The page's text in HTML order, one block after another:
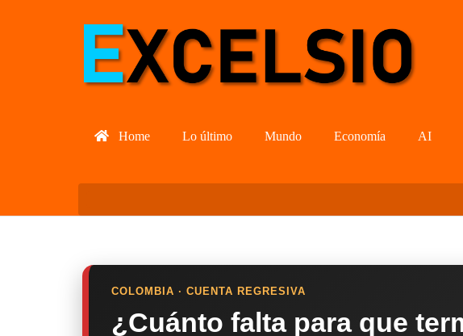
Home Lo último Mundo Economía AI
COLOMBIA · CUENTA REGRESIVA
¿Cuánto falta para que